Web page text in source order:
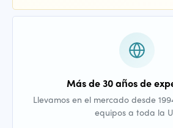
Más de 30 años de
Llevamos en el mercado desde
equipos a toda la